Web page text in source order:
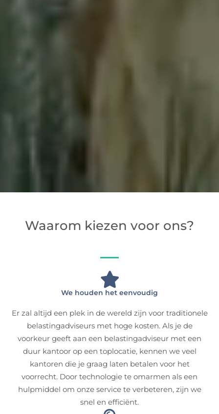
Waarom kiezen voor ons?
We houden het eenvoudig
Er zal altijd een plek in de wereld zijn voor traditionele
belastingadviseurs met hoge kosten. Als je de
voorkeur geeft aan een belastingadviseur met een
duur kantoor op een toplocatie, kennen we veel
kantoren die je graag laten betalen voor het
voorrecht. Door technologie te omarmen als een
hulpmiddel om onze service te verbeteren, zijn we
snel en efficiënt.